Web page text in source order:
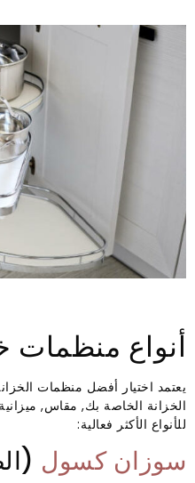
أنواع منظمات
يعتمد اختيار أفضل منظمات
الخزانة الخاصة بك, مقاس,
للأنواع الأكثر فعالية:
سوزان كسول